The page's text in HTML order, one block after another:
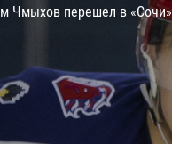
Трактор
Дивизион Чернышева
Авангард
Адмирал
КХЛ
Чмыхов перешел в «Сочи»